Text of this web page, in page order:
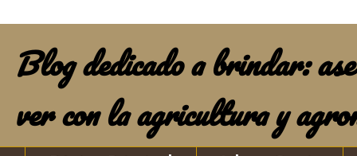
Blog dedicado a brindar:
ver con la agricultura y